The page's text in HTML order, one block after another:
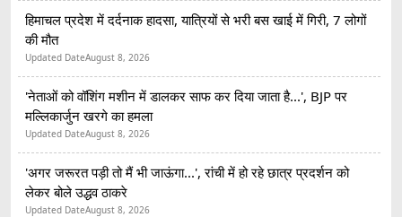
हिमाचल प्रदेश में दर्दनाक हादसा, यात्रियों से भरी बस खाई में गिरी, 7 लोगों
की मौत
Updated DateAugust 8, 2026
'नेताओं को वॉशिंग मशीन में डालकर साफ कर दिया जाता है...', BJP पर
मल्लिकार्जुन खरगे का हमला
Updated DateAugust 8, 2026
'अगर जरूरत पड़ी तो मैं भी जाऊंगा...', रांची में हो रहे छात्र प्रदर्शन को
लेकर बोले उद्धव ठाकरे
Updated DateAugust 8, 2026